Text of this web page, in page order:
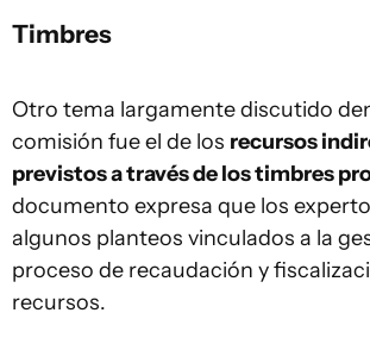
Timbres
Otro tema largamente discutido
comisión fue el de los recursos
previstos a través de los timbres
documento expresa que los
algunos planteos vinculados a la
proceso de recaudación y
recursos.